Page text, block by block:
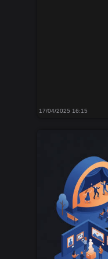
17/04/2025 16:15